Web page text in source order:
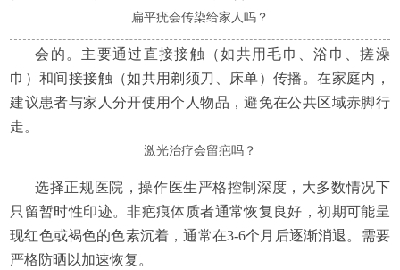
扁平疣会传染给家人吗？
会的。主要通过直接接触（如共用毛巾、浴巾、搓澡
巾）和间接接触（如共用剃须刀、床单）传播。在家庭内，
建议患者与家人分开使用个人物品，避免在公共区域赤脚行
走。
激光治疗会留疤吗？
选择正规医院，操作医生严格控制深度，大多数情况下
只留暂时性印迹。非疤痕体质者通常恢复良好，初期可能呈
现红色或褐色的色素沉着，通常在3-6个月后逐渐消退。需要
严格防晒以加速恢复。